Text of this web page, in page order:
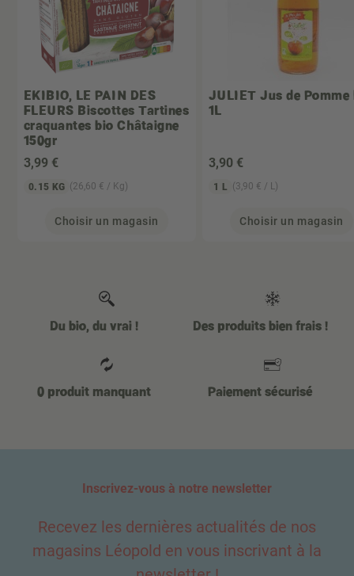
EKIBIO, LE PAIN DES
FLEURS Biscottes Tartines
craquantes bio Châtaigne
150gr
3,99 €
0.15 KG (26,60 € / Kg)
Choisir un magasin
JULIET Jus de Pomme
1L
3,90 €
1 L (3,90 € / L)
Choisir un magasin
Du bio, du vrai ! Des produits bien frais !
0 produit manquant Paiement sécurisé
Inscrivez-vous à notre newsletter
Recevez les dernières actualités de nos
magasins Léopold en vous inscrivant à la